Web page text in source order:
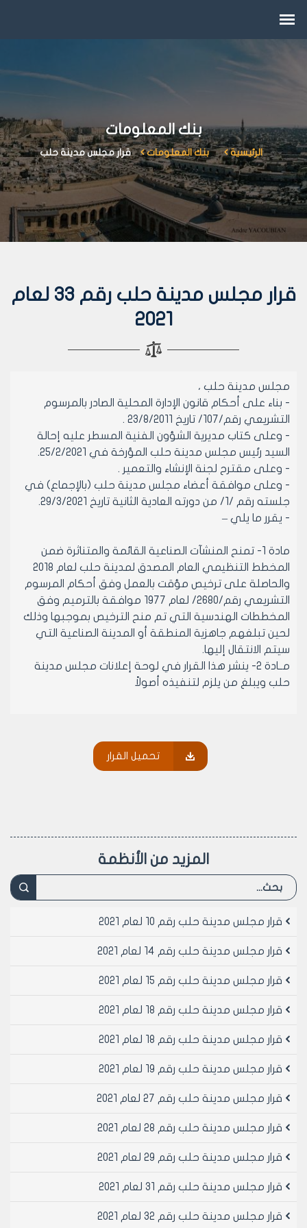
بنك المعلومات
الرئيسية بنك المعلومات قرار مجلس مدينة حلب
قرار مجلس مدينة حلب رقم 33 لعام
2021
مجلس مدينة حلب ،
- بناء على أحكام قانون الإدارة المحلية الصادر بالمرسوم
التشريعي رقم/107/ تاريخ 23/8/2011 .
- وعلى كتاب مديرية الشؤون الفنية المسطر عليه إحالة
السيد رئيس مجلس مدينة حلب المؤرخة في 25/2/2021.
- وعلى مقترح لجنة الإنشاء والتعمير .
- وعلى موافقة أعضاء مجلس مدينة حلب (بالإجماع) في
جلسته رقم /1/ من دورته العادية الثانية تاريخ 29/3/2021.
- يقرر ما يلي –
مادة 1- تمنح المنشآت الصناعية القائمة والمتناثرة ضمن
المخطط التنظيمي العام المصدق لمدينة حلب لعام 2018
والحاصلة على ترخيص مؤقت بالعمل وفق أحكام المرسوم
التشريعي رقم/2680/ لعام 1977 موافقة بالترميم وفق
المخططات الهندسية التي تم منح الترخيص بموجبها وذلك
لحين تبلغهم جاهزية المنطقة أو المدينة الصناعية التي
سيتم الانتقال إليها.
مــادة 2- ينشر هذا القرار في لوحة إعلانات مجلس مدينة
حلب ويبلغ من يلزم لتنفيذه أصولاً
الدكتور المهندس معد المدلجي
تحميل القرار
المزيد من الأنظمة
قرار مجلس مدينة حلب رقم 10 لعام 2021
قرار مجلس مدينة حلب رقم 14 لعام 2021
قرار مجلس مدينة حلب رقم 15 لعام 2021
قرار مجلس مدينة حلب رقم 18 لعام 2021
قرار مجلس مدينة حلب رقم 18 لعام 2021
قرار مجلس مدينة حلب رقم 19 لعام 2021
قرار مجلس مدينة حلب رقم 27 لعام 2021
قرار مجلس مدينة حلب رقم 28 لعام 2021
قرار مجلس مدينة حلب رقم 29 لعام 2021
قرار مجلس مدينة حلب رقم 31 لعام 2021
قرار مجلس مدينة حلب رقم 32 لعام 2021